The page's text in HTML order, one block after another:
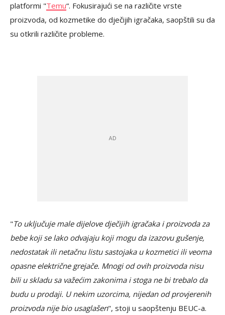
platformi "Temu“. Fokusirajući se na različite vrste
proizvoda, od kozmetike do dječijih igračaka, saopštili su da
su otkrili različite probleme.
"To uključuje male dijelove dječijih igračaka i proizvoda za
bebe koji se lako odvajaju koji mogu da izazovu gušenje,
nedostatak ili netačnu listu sastojaka u kozmetici ili veoma
opasne električne grejače. Mnogi od ovih proizvoda nisu
bili u skladu sa važećim zakonima i stoga ne bi trebalo da
budu u prodaji. U nekim uzorcima, nijedan od provjerenih
proizvoda nije bio usaglašen", stoji u saopštenju BEUC-a.